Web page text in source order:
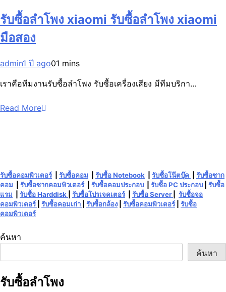
รับซื้อลำโพง xiaomi รับซื้อลำโพง xiaomi
มือสอง
admin1 ปี ago01 mins
เราคือทีมงานรับซื้อลำโพง รับซื้อเครื่องเสียง มีทีมบริกา…
Read More
รับซื้อคอมพิวเตอร์| รับซื้อคอม รับซื้อ Notebook รับซื้อโน๊ตบุ๊ค
รับซื้อซาก
คอม
รับซื้อซากคอมพิวเตอร์| รับซื้อคอมประกอบ รับซื้อ PC ประกอบ
รับซื้อ
แรม
รับซื้อ Harddisk รับซื้อโปรเจคเตอร์| รับซื้อ Server
รับซื้อจอ
คอมพิวเตอร์
รับซื้อคอมเก่า รับซื้อกล้อง รับซื้อคอมพิวเตอร์| รับซื้อ
คอมพิวเตอร์
ค้นหา
ค้นหา
รับซื้อลำโพง